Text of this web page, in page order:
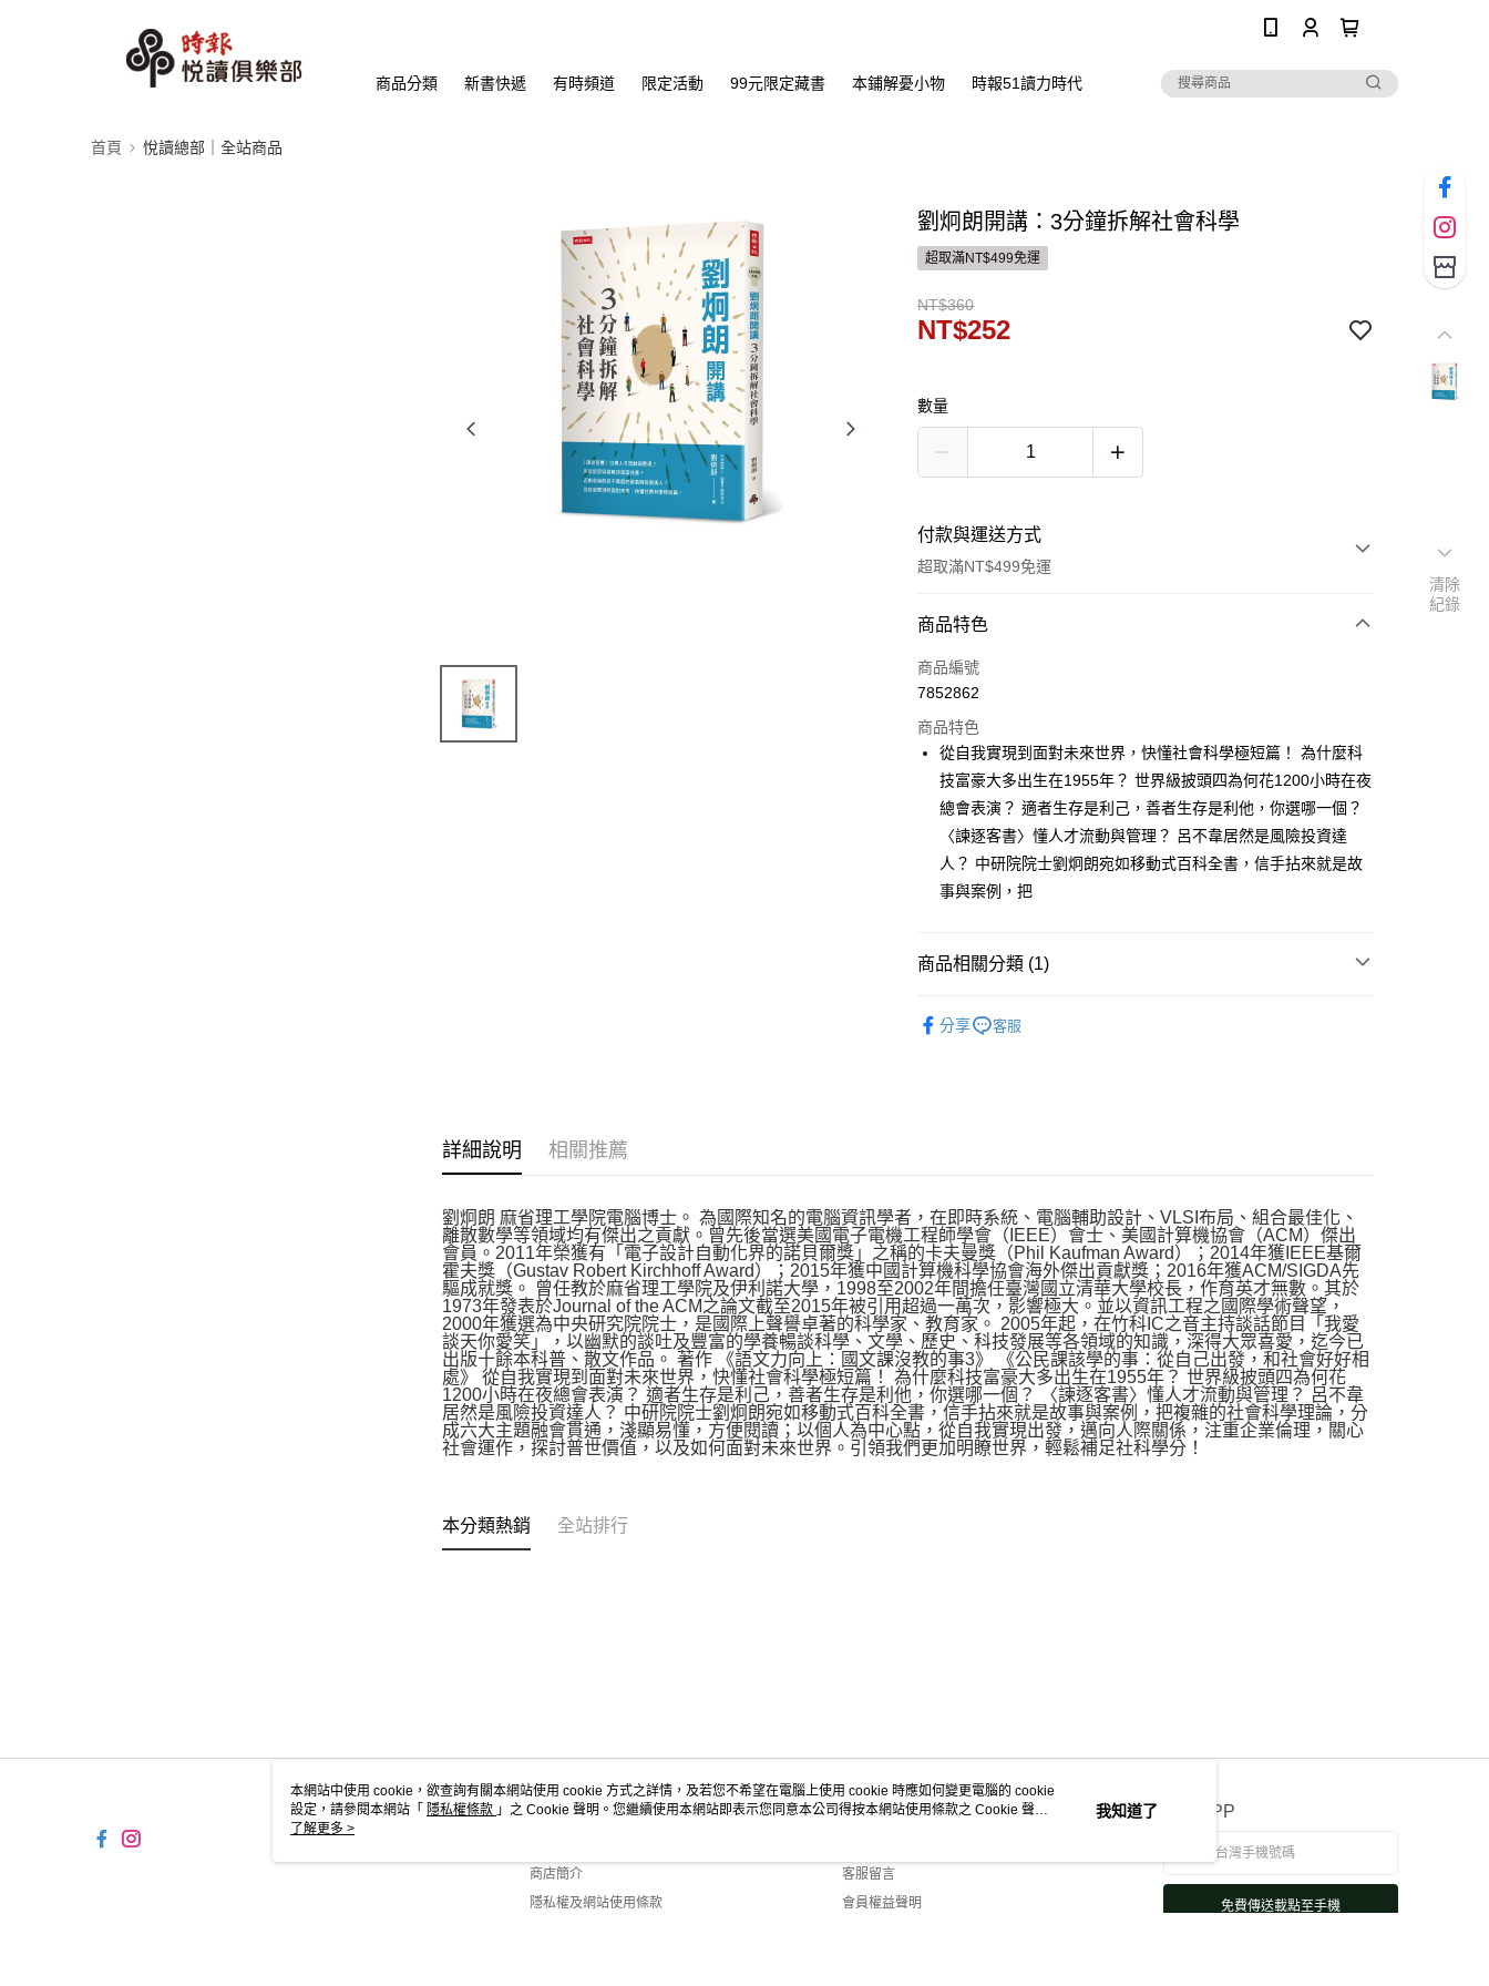
商品分類 新書快遞 有時頻道 限定活動 99元限定藏書 本鋪解憂小物 時報51讀力時代
首頁 悅讀總部｜全站商品
劉炯朗開講：3分鐘拆解社會科學
超取滿NT$499免運
NT$360
NT$252
數量
付款與運送方式
超取滿NT$499免運
付款方式
信用卡一次付款
運送方式
付款後全家取貨
每筆NT$60，滿NT$499(含以上)免運費
付款後7-11取貨
宅配
商品特色
商品編號
7852862
商品特色
從自我實現到面對未來世界，快懂社會科學極短篇！ 為什麼科
技富豪大多出生在1955年？ 世界級披頭四為何花1200小時在夜
總會表演？ 適者生存是利己，善者生存是利他，你選哪一個？
〈諫逐客書〉懂人才流動與管理？ 呂不韋居然是風險投資達
人？ 中研院院士劉炯朗宛如移動式百科全書，信手拈來就是故
事與案例，把
商品相關分類 (1)
分享
客服
詳細說明 相關推薦
劉炯朗 麻省理工學院電腦博士。 為國際知名的電腦資訊學者，在即時系統、電腦輔助設計、VLSI布局、組合最佳化、
離散數學等領域均有傑出之貢獻。曾先後當選美國電子電機工程師學會（IEEE）會士、美國計算機協會（ACM）傑出
會員。2011年榮獲有「電子設計自動化界的諾貝爾獎」之稱的卡夫曼獎（Phil Kaufman Award）；2014年獲IEEE基爾
霍夫獎（Gustav Robert Kirchhoff Award）；2015年獲中國計算機科學協會海外傑出貢獻獎；2016年獲ACM/SIGDA先
驅成就獎。 曾任教於麻省理工學院及伊利諾大學，1998至2002年間擔任臺灣國立清華大學校長，作育英才無數。其於
1973年發表於Journal of the ACM之論文截至2015年被引用超過一萬次，影響極大。並以資訊工程之國際學術聲望，
2000年獲選為中央研究院院士，是國際上聲譽卓著的科學家、教育家。 2005年起，在竹科IC之音主持談話節目「我愛
談天你愛笑」，以幽默的談吐及豐富的學養暢談科學、文學、歷史、科技發展等各領域的知識，深得大眾喜愛，迄今已
出版十餘本科普、散文作品。 著作 《語文力向上：國文課沒教的事3》 《公民課該學的事：從自己出發，和社會好好相
處》 從自我實現到面對未來世界，快懂社會科學極短篇！ 為什麼科技富豪大多出生在1955年？ 世界級披頭四為何花
1200小時在夜總會表演？ 適者生存是利己，善者生存是利他，你選哪一個？ 〈諫逐客書〉懂人才流動與管理？ 呂不韋
居然是風險投資達人？ 中研院院士劉炯朗宛如移動式百科全書，信手拈來就是故事與案例，把複雜的社會科學理論，分
成六大主題融會貫通，淺顯易懂，方便閱讀；以個人為中心點，從自我實現出發，邁向人際關係，注重企業倫理，關心
社會運作，探討普世價值，以及如何面對未來世界。引領我們更加明瞭世界，輕鬆補足社科學分！
本分類熱銷 全站排行
關於我們
商店簡介
隱私權及網站使用條款
客服資訊
客服留言
會員權益聲明
官方APP
免費傳送載點至手機
清除
紀錄
本網站中使用 cookie，欲查詢有關本網站使用 cookie 方式之詳情，及若您不希望在電腦上使用 cookie 時應如何變更電腦的 cookie
設定，請參閱本網站「 隱私權條款 」之 Cookie 聲明。您繼續使用本網站即表示您同意本公司得按本網站使用條款之 Cookie 聲明
使用 cookie。
了解更多 >
我知道了